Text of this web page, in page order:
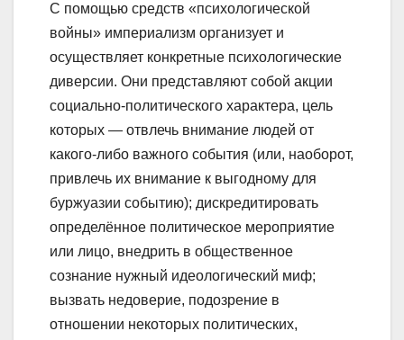
С помощью средств «психологической
войны» империализм организует и
осуществляет конкретные психологические
диверсии. Они представляют собой акции
социально-политического характера, цель
которых — отвлечь внимание людей от
какого-либо важного события (или, наоборот,
привлечь их внимание к выгодному для
буржуазии событию); дискредитировать
определённое политическое мероприятие
или лицо, внедрить в общественное
сознание нужный идеологический миф;
вызвать недоверие, подозрение в
отношении некоторых политических,